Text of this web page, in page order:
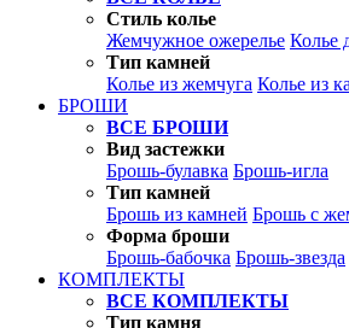
Стиль колье
Жемчужное ожерелье Колье
Тип камней
Колье из жемчуга Колье из
БРОШИ
ВСЕ БРОШИ
Вид застежки
Брошь-булавка Брошь-игла
Тип камней
Брошь из камней Брошь с
Форма броши
Брошь-бабочка Брошь-звезда
КОМПЛЕКТЫ
ВСЕ КОМПЛЕКТЫ
Тип камня